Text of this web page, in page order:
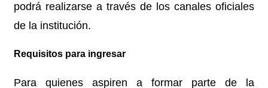
podrá realizarse a través de los canales oficiales
de la institución.
Requisitos para ingresar
Para quienes aspiren a formar parte de la